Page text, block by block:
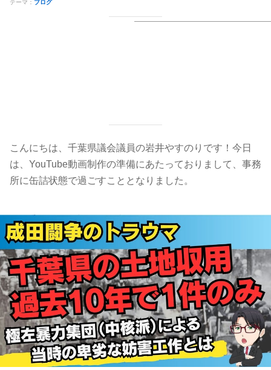
テーマ： ブログ
こんにちは、千葉県議会議員の岩井やすのりです！今日
は、YouTube動画制作の準備にあたっておりまして、事務
所に缶詰状態で過ごすこととなりました。